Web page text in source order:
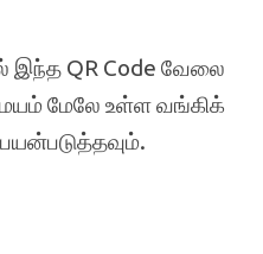
இந்த QR Code வேலை
மேலே உள்ள வங்கிக்